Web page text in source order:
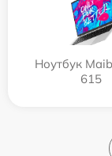
Ноутбук
615